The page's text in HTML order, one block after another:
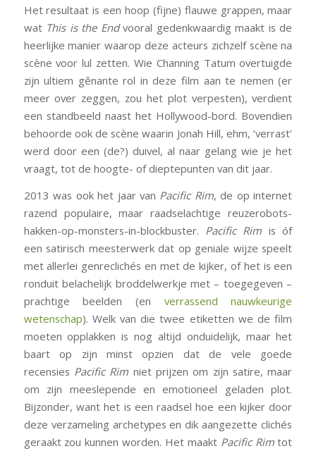
Het resultaat is een hoop (fijne) flauwe grappen, maar
wat This is the Endvooral gedenkwaardig maakt is de
heerlijke manier waarop deze acteurs zichzelf scène na
scène voor lul zetten. Wie Channing Tatum overtuigde
zijn ultiem gênante rol in deze film aan te nemen (er
meer over zeggen, zou het plot verpesten), verdient
een standbeeld naast het Hollywood-bord. Bovendien
behoorde ook de scène waarin Jonah Hill, ehm, ‘verrast’
werd door een (de?) duivel, al naar gelang wie je het
vraagt, tot de hoogte- of dieptepunten van dit jaar.
2013 was ook het jaar van Pacific Rim, de op internet
razend populaire, maar raadselachtige reuzerobots-
hakken-op-monsters-in-blockbuster. Pacific Rim is óf
een satirisch meesterwerk dat op geniale wijze speelt
met allerlei genreclichés en met de kijker, of het is een
ronduit belachelijk broddelwerkje met – toegegeven –
prachtige beelden (en verrassend nauwkeurige
wetenschap). Welk van die twee etiketten we de film
moeten opplakken is nog altijd onduidelijk, maar het
baart op zijn minst opzien dat de vele goede
recensies Pacific Rim niet prijzen om zijn satire, maar
om zijn meeslepende en emotioneel geladen plot.
Bijzonder, want het is een raadsel hoe een kijker door
deze verzameling archetypes en dik aangezette clichés
geraakt zou kunnen worden. Het maakt Pacific Rimtot